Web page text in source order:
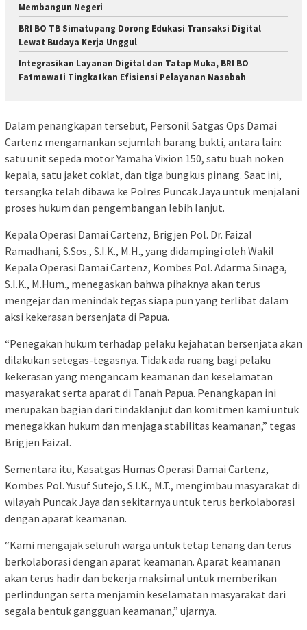
Membangun Negeri
​BRI BO TB Simatupang Dorong Edukasi Transaksi Digital
Lewat Budaya Kerja Unggul
​Integrasikan Layanan Digital dan Tatap Muka, BRI BO
Fatmawati Tingkatkan Efisiensi Pelayanan Nasabah
Dalam penangkapan tersebut, Personil Satgas Ops Damai
Cartenz mengamankan sejumlah barang bukti, antara lain:
satu unit sepeda motor Yamaha Vixion 150, satu buah noken
kepala, satu jaket coklat, dan tiga bungkus pinang. Saat ini,
tersangka telah dibawa ke Polres Puncak Jaya untuk menjalani
proses hukum dan pengembangan lebih lanjut.
Kepala Operasi Damai Cartenz, Brigjen Pol. Dr. Faizal
Ramadhani, S.Sos., S.I.K., M.H., yang didampingi oleh Wakil
Kepala Operasi Damai Cartenz, Kombes Pol. Adarma Sinaga,
S.I.K., M.Hum., menegaskan bahwa pihaknya akan terus
mengejar dan menindak tegas siapa pun yang terlibat dalam
aksi kekerasan bersenjata di Papua.
“Penegakan hukum terhadap pelaku kejahatan bersenjata akan
dilakukan setegas-tegasnya. Tidak ada ruang bagi pelaku
kekerasan yang mengancam keamanan dan keselamatan
masyarakat serta aparat di Tanah Papua. Penangkapan ini
merupakan bagian dari tindaklanjut dan komitmen kami untuk
menegakkan hukum dan menjaga stabilitas keamanan,” tegas
Brigjen Faizal.
Sementara itu, Kasatgas Humas Operasi Damai Cartenz,
Kombes Pol. Yusuf Sutejo, S.I.K., M.T., mengimbau masyarakat di
wilayah Puncak Jaya dan sekitarnya untuk terus berkolaborasi
dengan aparat keamanan.
“Kami mengajak seluruh warga untuk tetap tenang dan terus
berkolaborasi dengan aparat keamanan. Aparat keamanan
akan terus hadir dan bekerja maksimal untuk memberikan
perlindungan serta menjamin keselamatan masyarakat dari
segala bentuk gangguan keamanan,” ujarnya.